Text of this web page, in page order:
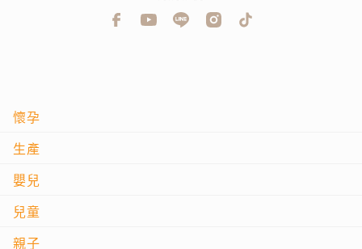
懷孕
生產
嬰兒
兒童
親子